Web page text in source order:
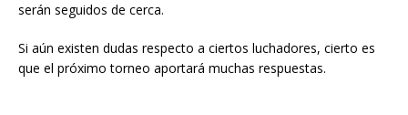
serán seguidos de cerca.
Si aún existen dudas respecto a ciertos luchadores, cierto es
que el próximo torneo aportará muchas respuestas.